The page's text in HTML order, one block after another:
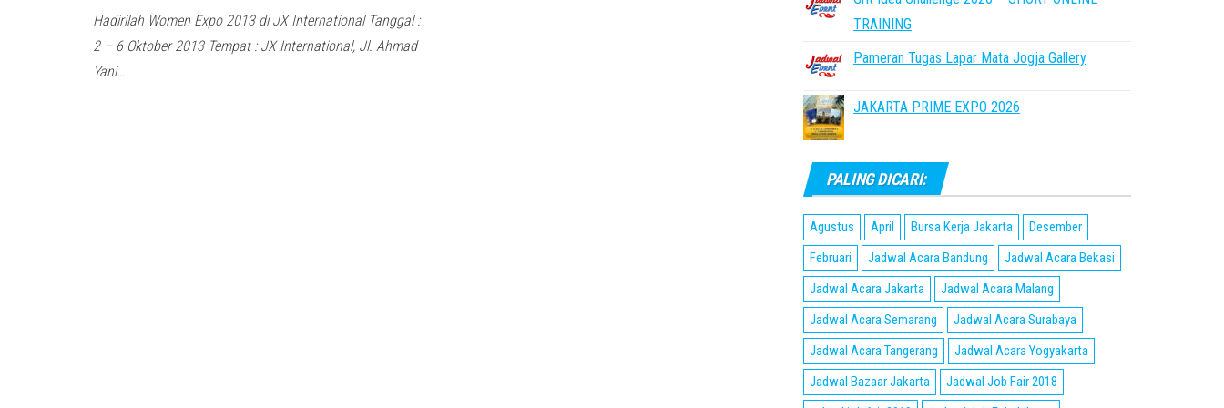
Hadirilah Women Expo 2013 di JX International Tanggal :
2 – 6 Oktober 2013 Tempat : JX International, Jl. Ahmad
Yani…
TRAINING
Pameran Tugas Lapar Mata Jogja Gallery
JAKARTA PRIME EXPO 2026
PALING DICARI:
Agustus April Bursa Kerja Jakarta
Desember
Februari
Jadwal Acara Bandung
Jadwal Acara Bekasi
Jadwal Acara Jakarta
Jadwal Acara Malang
Jadwal Acara Semarang
Jadwal Acara Surabaya
Jadwal Acara Tangerang
Jadwal Acara Yogyakarta
Jadwal Bazaar Jakarta
Jadwal Job Fair 2018